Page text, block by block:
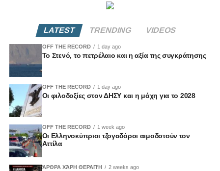
LATEST TRENDING VIDEOS
OFF THE RECORD 1 day ago
Το Στενό, το πετρέλαιο και η αξία της συγκράτησης
OFF THE RECORD 1 day ago
Οι φιλοδοξίες στον ΔΗΣΥ και η μάχη για το 2028
OFF THE RECORD 1 week ago
Οι Ελληνοκύπριοι τζογαδόροι αιμοδοτούν τον
Αττίλα
ΆΡΘΡΑ ΧΆΡΗ ΘΕΡΑΠΉ 2 weeks ago